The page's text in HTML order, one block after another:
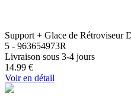
Support + Glace de Rétroviseur
5 - 963654973R
Livraison sous 3-4 jours
14.99 €
Voir en détail